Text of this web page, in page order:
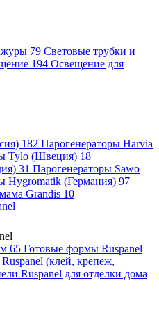
79 Световые трубки и
194 Освещение для
182 Парогенераторы Harvia
Tylo (Швеция) 18
31 Парогенераторы Sawo
Hygromatik (Германия) 97
Grandis 10
65 Готовые формы Ruspanel
(клей, крепеж,
Ruspanel для отделки дома